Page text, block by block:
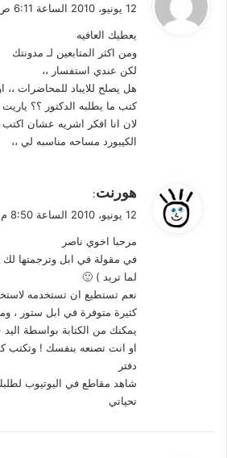
ل
12 يونيو، 2010 الساعة 6:11 ص
يعطيك العافيه
ومن اكثر المتابعين لـ مدونتك
لكن عندي استفسار ،،
هل يصلح للايباد للمحاضرات ،،
كتب ما يطلبه الدكتور ؟؟
لان انا افكر اشريه عشان اكتب
الكيبورد مساحه مناسبه لي ،،
ي
ق
ل
هورنت:
12 يونيو، 2010 الساعة 8:50 م
مرحبا اخوي ناصر
في مقولة في ابل وترجمتها لك
لما تريد ) 🙂
نعم تستطيع ان تستخدمه
كثيرة متوفرة في ابل ستور ،
يمكنك من الكتابة بواسطة
او انت تصنعه بنفسك ! وتكتب
دفتر
شاهد مقاطع في اليوتيوب
تحياتي